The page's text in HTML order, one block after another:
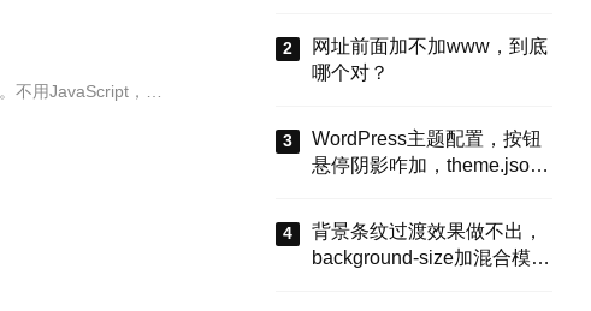
不用JavaScript，…
网址前面加不加www，到底
哪个对？
WordPress主题配置，按钮
悬停阴影咋加，theme.json
背景条纹过渡效果做不出，
background-size加混合模式